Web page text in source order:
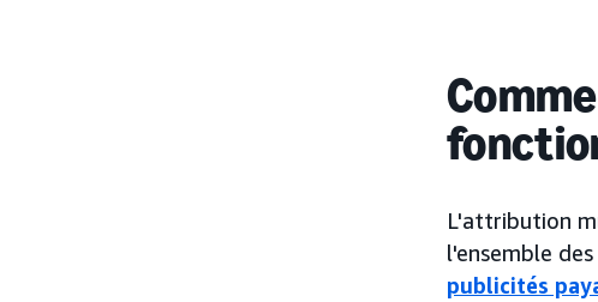
L'attribution
l'ensemble
publicités